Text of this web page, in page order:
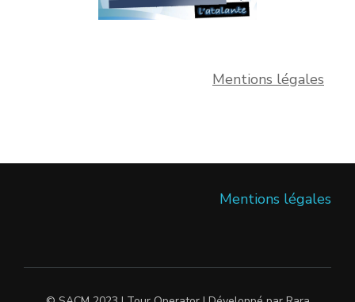
Mentions légales
Mentions légales